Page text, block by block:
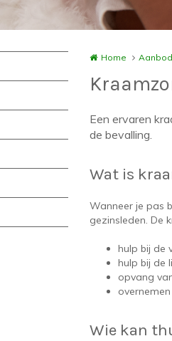
Home
Een ervaren
de bevalling.
Wat is
Wanneer je pas
gezinsleden. De
hulp bij de
hulp bij de
opvang
Wie kan